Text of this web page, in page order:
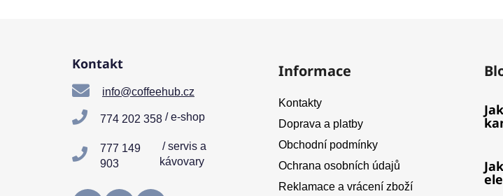
Kontakt
info@coffeehub.cz
774 202 358 / e-shop
777 149
903
/ servis a
kávovary
Informace
Kontakty
Doprava a platby
Obchodní podmínky
Ochrana osobních údajů
Reklamace a vrácení zboží